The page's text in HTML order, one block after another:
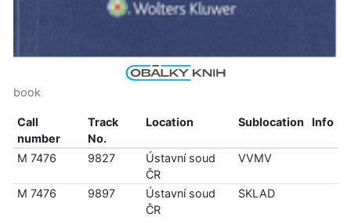
book
Call
number
Track
No.
Location Sublocation Info
M 7476 9827
Ústavní soud
ČR
VVMV
M 7476 9897
Ústavní soud
ČR
SKLAD